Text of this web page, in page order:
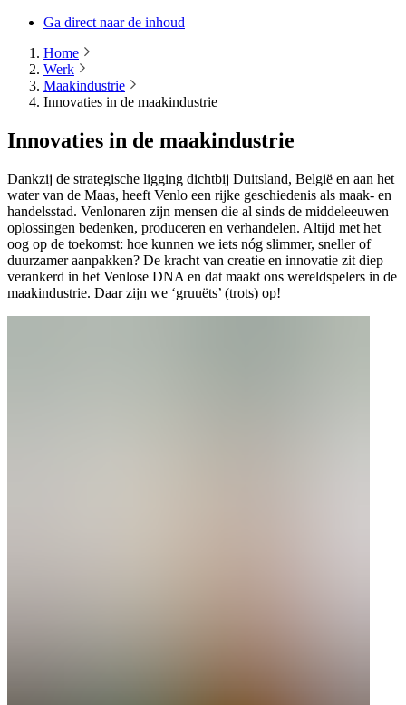
Ga direct naar de inhoud
Home
Werk
Maakindustrie
Innovaties in de maakindustrie
Innovaties in de maakindustrie
Dankzij de strategische ligging dichtbij Duitsland, België en aan het
water van de Maas, heeft Venlo een rijke geschiedenis als maak- en
handelsstad. Venlonaren zijn mensen die al sinds de middeleeuwen
oplossingen bedenken, produceren en verhandelen. Altijd met het
oog op de toekomst: hoe kunnen we iets nóg slimmer, sneller of
duurzamer aanpakken? De kracht van creatie en innovatie zit diep
verankerd in het Venlose DNA en dat maakt ons wereldspelers in de
maakindustrie. Daar zijn we ‘gruuëts’ (trots) op!